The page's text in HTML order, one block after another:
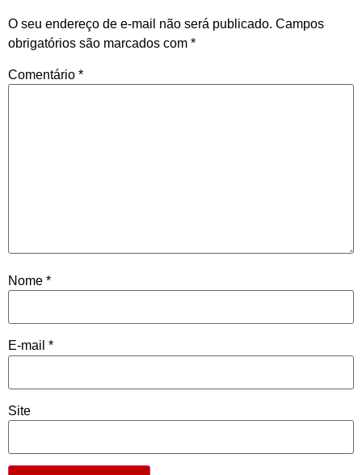
O seu endereço de e-mail não será publicado. Campos
obrigatórios são marcados com *
Comentário *
Nome *
E-mail *
Site